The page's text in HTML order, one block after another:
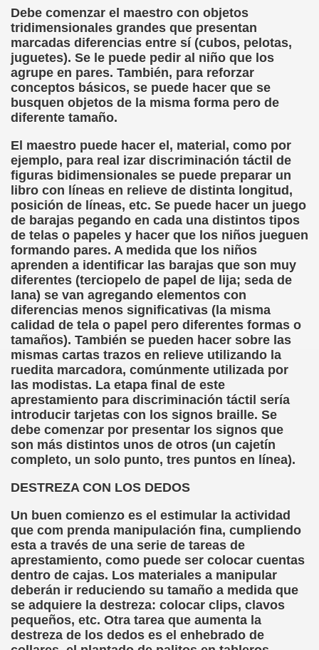
Debe comenzar el maestro con objetos
tridimensionales grandes que presentan
marcadas diferencias entre sí (cubos, pelotas,
juguetes). Se le puede pedir al niño que los
agrupe en pares. También, para reforzar
conceptos básicos, se puede hacer que se
busquen objetos de la misma forma pero de
diferente tamaño.
El maestro puede hacer el, material, como por
ejemplo, para real izar discriminación táctil de
figuras bidimensionales se puede preparar un
libro con líneas en relieve de distinta longitud,
posición de líneas, etc. Se puede hacer un juego
de barajas pegando en cada una distintos tipos
de telas o papeles y hacer que los niños jueguen
formando pares. A medida que los niños
aprenden a identificar las barajas que son muy
diferentes (terciopelo de papel de lija; seda de
lana) se van agregando elementos con
diferencias menos significativas (la misma
calidad de tela o papel pero diferentes formas o
tamaños). También se pueden hacer sobre las
mismas cartas trazos en relieve utilizando la
ruedita marcadora, comúnmente utilizada por
las modistas. La etapa final de este
aprestamiento para discriminación táctil sería
introducir tarjetas con los signos braille. Se
debe comenzar por presentar los signos que
son más distintos unos de otros (un cajetín
completo, un solo punto, tres puntos en línea).
DESTREZA CON LOS DEDOS
Un buen comienzo es el estimular la actividad
que com prenda manipulación fina, cumpliendo
esta a través de una serie de tareas de
aprestamiento, como puede ser colocar cuentas
dentro de cajas. Los materiales a manipular
deberán ir reduciendo su tamaño a medida que
se adquiere la destreza: colocar clips, clavos
pequeños, etc. Otra tarea que aumenta la
destreza de los dedos es el enhebrado de
de Obstáculos (Juurmaa, J.)
de Escritura Táctil para Lectores con Ceguera o
de Hombres Ilustres de París (César Puente)
150è Aniversari mort de Louis Braille (CPB de l'ONCE a
Maestro (F. Javier Bernal García)
Vicente (F. Javier Bernal)
Paz)
Figueroa)
(Puri Águila)
las Oposiciones (Elena Rodrigo)
(Luis Eduardo Martínez)
de la Educación Especial de la Mano de
Mi Vida (Teresa Bornez Abascal)
Pérez)
Ayudar a Personas con Discapacidad Visual
Cuetos Suárez)
Otero)
Elissalde)
(Lídia León Esteban Y Víctor Martínez Maheux)